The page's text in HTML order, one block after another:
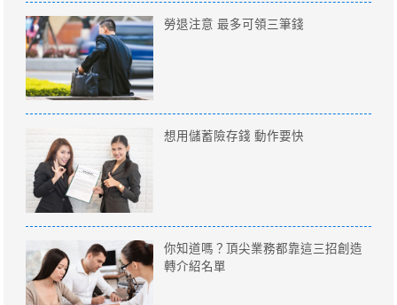
勞退注意 最多可領三筆錢
想用儲蓄險存錢 動作要快
你知道嗎？頂尖業務都靠這三招創造
轉介紹名單